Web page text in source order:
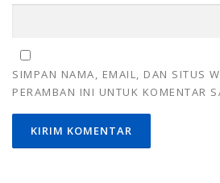
SIMPAN NAMA, EMAIL, DAN SITUS
PERAMBAN INI UNTUK KOMENTAR